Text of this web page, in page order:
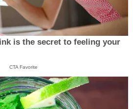
is the secret to feeling your
CTA Favorite